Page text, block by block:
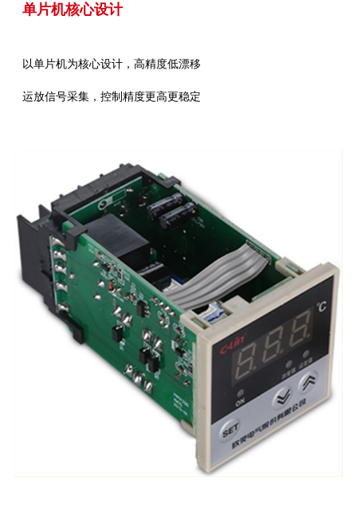
单片机核心设计
以单片机为核心设计，高精度低漂移
运放信号采集，控制精度更高更稳定